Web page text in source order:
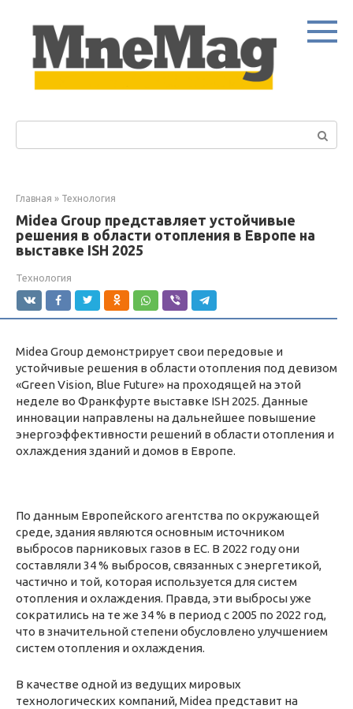
контенту
Главная » Технология
Midea Group представляет устойчивые
решения в области отопления в Европе на
выставке ISH 2025
Технология
Midea Group демонстрирует свои передовые и
устойчивые решения в области отопления под девизом
«Green Vision, Blue Future» на проходящей на этой
неделе во Франкфурте выставке ISH 2025. Данные
инновации направлены на дальнейшее повышение
энергоэффективности решений в области отопления и
охлаждения зданий и домов в Европе.
По данным Европейского агентства по окружающей
среде, здания являются основным источником
выбросов парниковых газов в ЕС. В 2022 году они
составляли 34 % выбросов, связанных с энергетикой,
частично и той, которая используется для систем
отопления и охлаждения. Правда, эти выбросы уже
сократились на те же 34 % в период с 2005 по 2022 год,
что в значительной степени обусловлено улучшением
систем отопления и охлаждения.
В качестве одной из ведущих мировых
технологических компаний, Midea представит на